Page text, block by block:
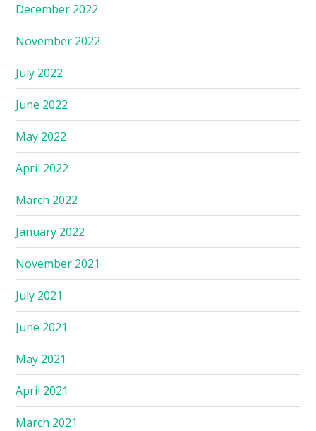
December 2022
November 2022
July 2022
June 2022
May 2022
April 2022
March 2022
January 2022
November 2021
July 2021
June 2021
May 2021
April 2021
March 2021